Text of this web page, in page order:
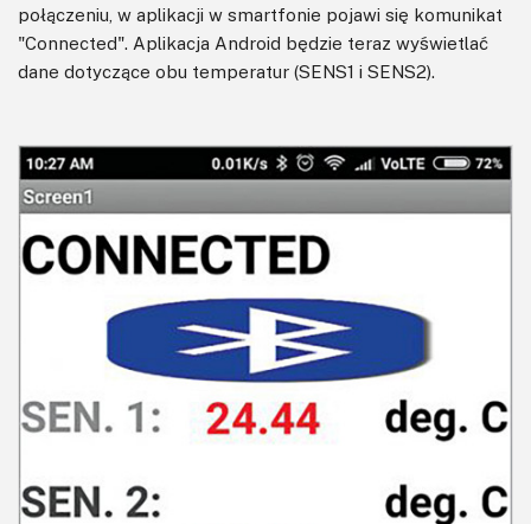
połączeniu, w aplikacji w smartfonie pojawi się komunikat
"Connected". Aplikacja Android będzie teraz wyświetlać
dane dotyczące obu temperatur (SENS1 i SENS2).